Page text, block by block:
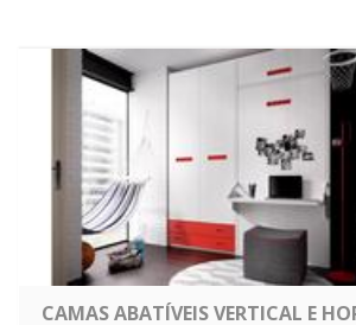
CAMAS ABATÍVEIS VERTICAL E